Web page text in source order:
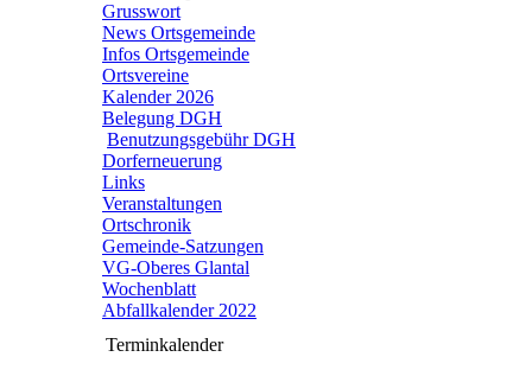
Grusswort
News Ortsgemeinde
Infos Ortsgemeinde
Ortsvereine
Kalender 2026
Belegung DGH
Benutzungsgebühr DGH
Dorferneuerung
Links
Veranstaltungen
Ortschronik
Gemeinde-Satzungen
VG-Oberes Glantal
Wochenblatt
Abfallkalender 2022
Terminkalender